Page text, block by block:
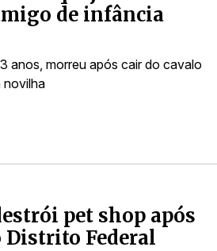
de infância
anos, morreu após cair do cavalo
novilha
pet shop após
Distrito Federal